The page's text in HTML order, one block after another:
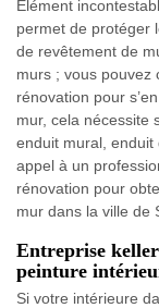
Élément
permet de protéger
de revêtement de
murs ; vous pouvez
rénovation pour
mur, cela nécessite
enduit mural, enduit
appel à un
rénovation pour
mur dans la ville de
Entreprise
peinture
Si votre intérieure